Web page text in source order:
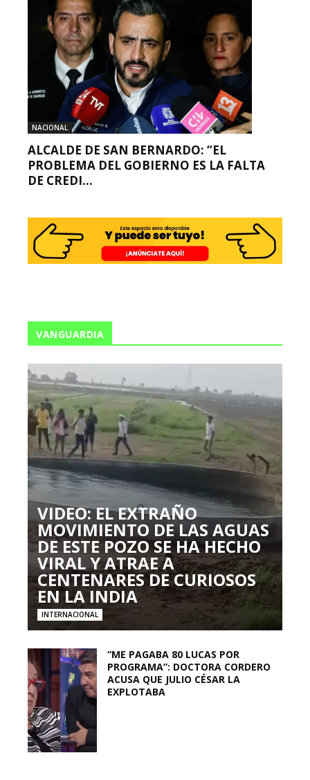
NACIONAL
ALCALDE DE SAN BERNARDO: “EL
PROBLEMA DEL GOBIERNO ES LA FALTA
DE CREDI...
VANGUARDIA
VIDEO: EL EXTRAÑO
MOVIMIENTO DE LAS AGUAS
DE ESTE POZO SE HA HECHO
VIRAL Y ATRAE A
CENTENARES DE CURIOSOS
EN LA INDIA
INTERNACIONAL
“ME PAGABA 80 LUCAS POR
PROGRAMA”: DOCTORA CORDERO
ACUSA QUE JULIO CÉSAR LA
EXPLOTABA